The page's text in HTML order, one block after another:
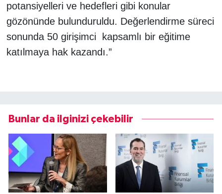
potansiyelleri ve hedefleri gibi konular
gözönünde bulunduruldu. Değerlendirme süreci
sonunda 50 girişimci kapsamlı bir eğitime
katılmaya hak kazandı.”
Bunlar da ilginizi çekebilir